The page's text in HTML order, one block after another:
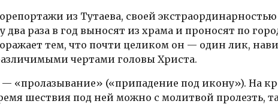
из Тутаева, своей
раза в год выносят из храма и проносят по
тем, что почти целиком он — один лик,
чертами головы Христа.
«пролазывание» («припадение под икону»). На
шествия под ней можно с молитвой пролезть,